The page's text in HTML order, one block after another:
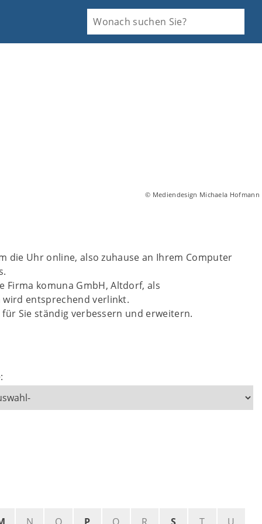
© Mediendesign Michaela Hofmann
die Uhr online, also zuhause an Ihrem Computer
Firma komuna GmbH, Altdorf, als
entsprechend verlinkt.
Sie ständig verbessern und erweitern.